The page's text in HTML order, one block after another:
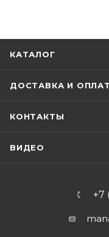
КАТАЛОГ
ДОСТАВКА И
КОНТАКТЫ
ВИДЕО
+7